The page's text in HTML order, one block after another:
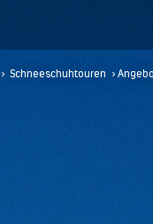
> Schneeschuhtouren >